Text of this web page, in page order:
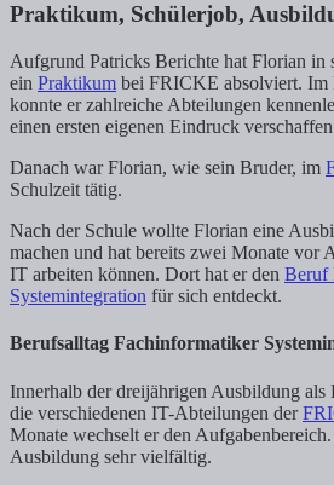
Praktikum, Schülerjob,
Aufgrund Patricks Berichte hat Florian in
ein Praktikum bei FRICKE absolviert. Im
konnte er zahlreiche Abteilungen
einen ersten eigenen Eindruck
Danach war Florian, wie sein Bruder, im
Schulzeit tätig.
Nach der Schule wollte Florian eine
machen und hat bereits zwei Monate vor
IT arbeiten können. Dort hat er den Beruf
Systemintegration für sich entdeckt.
Berufsalltag Fachinformatiker
Innerhalb der dreijährigen Ausbildung
die verschiedenen IT-Abteilungen der
Monate wechselt er den
Ausbildung sehr vielfältig.